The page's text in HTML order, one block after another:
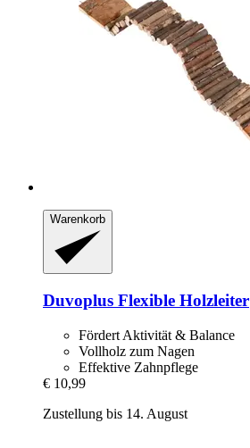
Warenkorb
Duvoplus Flexible Holzleiter
Fördert Aktivität & Balance
Vollholz zum Nagen
Effektive Zahnpflege
€ 10,99
Zustellung bis 14. August